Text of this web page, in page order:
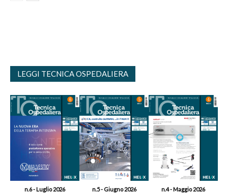
LEGGI TECNICA OSPEDALIERA
n.6 - Luglio 2026 n.5 - Giugno 2026 n.4 - Maggio 2026